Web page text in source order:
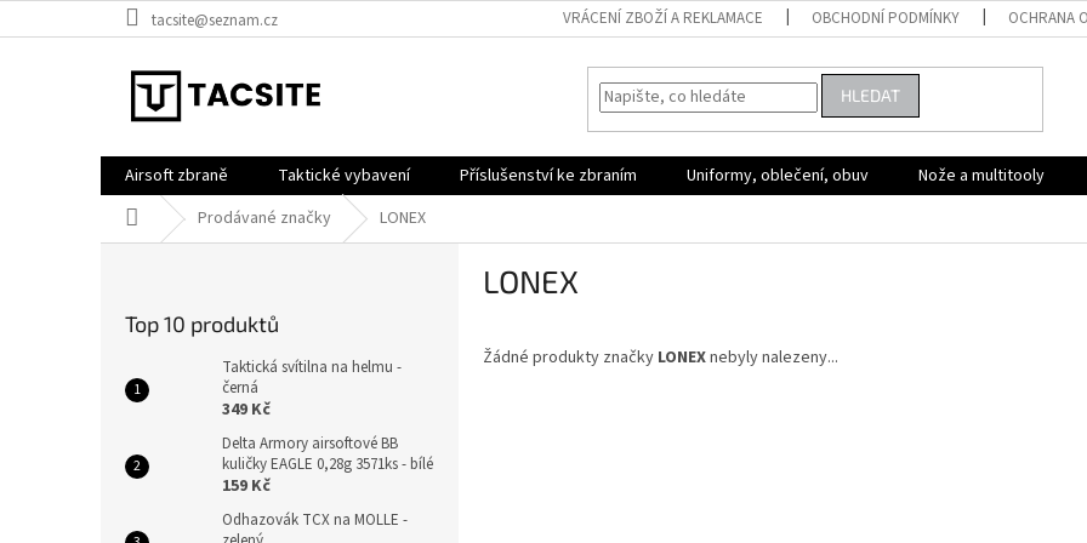
na
tacsite@seznam.cz VRÁCENÍ ZBOŽÍ A REKLAMACE OBCHODNÍ PODMÍNKY OCHRANA
HLEDAT
Airsoft zbraně Taktické vybavení Příslušenství ke zbraním Uniformy, oblečení, obuv Nože a multitooly
Domů Prodávané značky LONEX
Top 10 produktů
Taktická svítilna na helmu -
černá
349 Kč
Delta Armory airsoftové BB
kuličky EAGLE 0,28g 3571ks - bílé
159 Kč
Odhazovák TCX na MOLLE -
LONEX
Žádné produkty značky LONEXnebyly nalezeny...